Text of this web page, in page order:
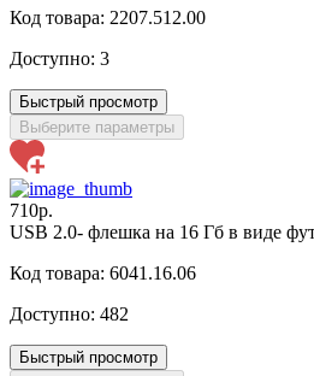
Код товара: 2207.512.00
Доступно: 3
Быстрый просмотр
Выберите параметры
710р.
USB 2.0- флешка на 16 Гб в виде
Код товара: 6041.16.06
Доступно: 482
Быстрый просмотр